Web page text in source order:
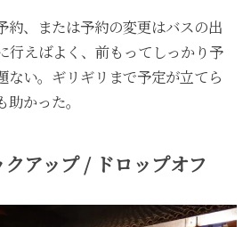
約、または予約の変更はバスの出
行えばよく、前もってしっかり予
ない。ギリギリまで予定が立てら
かった。
アップ / ドロップオフ